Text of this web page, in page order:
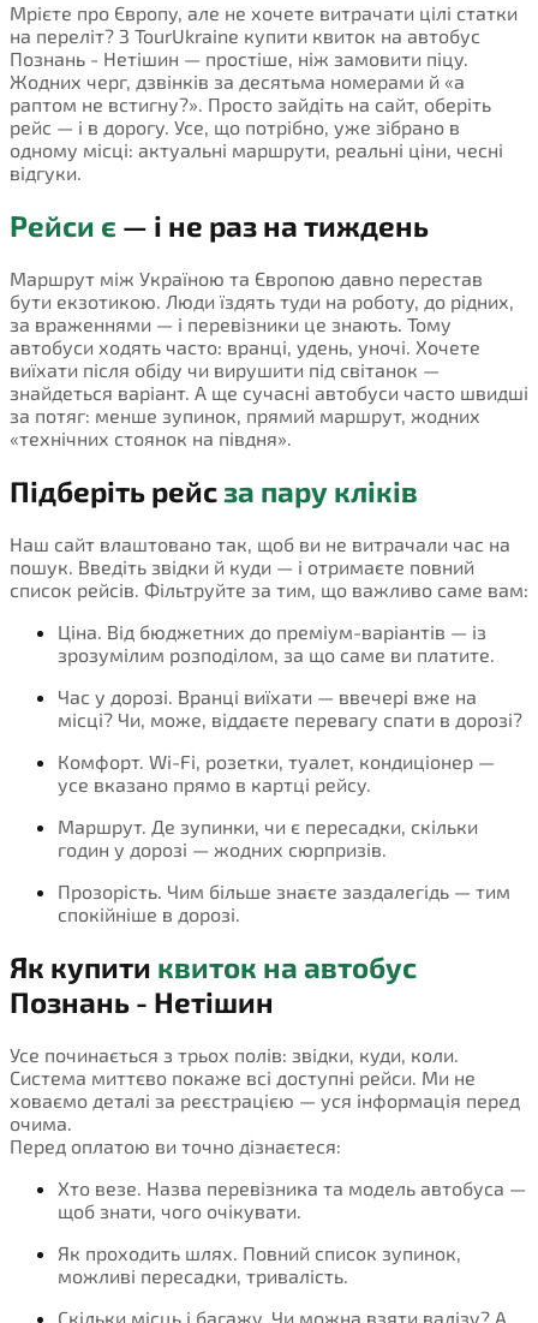
Мрієте про Європу, але не хочете витрачати цілі статки
на переліт? З TourUkraine купити квиток на автобус
Познань - Нетішин — простіше, ніж замовити піцу.
Жодних черг, дзвінків за десятьма номерами й «а
раптом не встигну?». Просто зайдіть на сайт, оберіть
рейс — і в дорогу. Усе, що потрібно, уже зібрано в
одному місці: актуальні маршрути, реальні ціни, чесні
відгуки.
Рейси є — і не раз на тиждень
Маршрут між Україною та Європою давно перестав
бути екзотикою. Люди їздять туди на роботу, до рідних,
за враженнями — і перевізники це знають. Тому
автобуси ходять часто: вранці, удень, уночі. Хочете
виїхати після обіду чи вирушити під світанок —
знайдеться варіант. А ще сучасні автобуси часто швидші
за потяг: менше зупинок, прямий маршрут, жодних
«технічних стоянок на півдня».
Підберіть рейсза пару кліків
Наш сайт влаштовано так, щоб ви не витрачали час на
пошук. Введіть звідки й куди — і отримаєте повний
список рейсів. Фільтруйте за тим, що важливо саме вам:
Ціна. Від бюджетних до преміум-варіантів — із
зрозумілим розподілом, за що саме ви платите.
Час у дорозі. Вранці виїхати — ввечері вже на
місці? Чи, може, віддаєте перевагу спати в дорозі?
Комфорт. Wi-Fi, розетки, туалет, кондиціонер —
усе вказано прямо в картці рейсу.
Маршрут. Де зупинки, чи є пересадки, скільки
годин у дорозі — жодних сюрпризів.
Прозорість. Чим більше знаєте заздалегідь — тим
спокійніше в дорозі.
Як купити квиток на автобус
Познань - Нетішин
Усе починається з трьох полів: звідки, куди, коли.
Система миттєво покаже всі доступні рейси. Ми не
ховаємо деталі за реєстрацією — уся інформація перед
очима.
Перед оплатою ви точно дізнаєтеся:
Хто везе. Назва перевізника та модель автобуса —
щоб знати, чого очікувати.
Як проходить шлях. Повний список зупинок,
можливі пересадки, тривалість.
Скільки місць і багажу. Чи можна взяти валізу? А